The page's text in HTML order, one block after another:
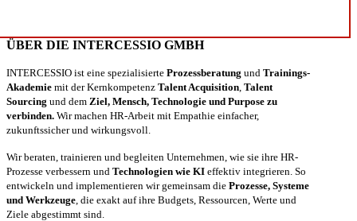
ÜBER DIE INTERCESSIO GMBH
INTERCESSIO ist eine spezialisierte Prozessberatung und Trainings-
Akademie mit der Kernkompetenz Talent Acquisition Talent
Sourcing und dem Ziel, Mensch, Technologie und Purpose zu
verbinden. Wir machen HR-Arbeit mit Empathie einfacher,
zukunftssicher und wirkungsvoll.
Wir beraten, trainieren und begleiten Unternehmen, wie sie ihre HR-
Prozesse verbessern und Technologien wie KI effektiv integrieren. So
entwickeln und implementieren wir gemeinsam die Prozesse, Systeme
und Werkzeuge , die exakt auf ihre Budgets, Ressourcen, Werte und
Ziele abgestimmt sind.